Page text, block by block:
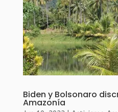
Biden y Bolsonaro
Amazonía